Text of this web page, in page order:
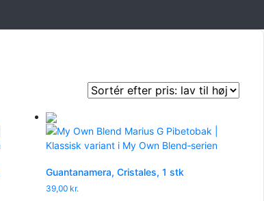
Guantanamera, Cristales, 1 stk
39,00 kr.